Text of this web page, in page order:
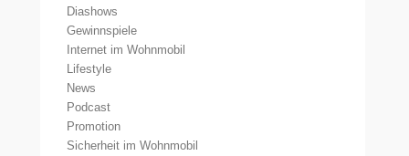
Diashows
Gewinnspiele
Internet im Wohnmobil
Lifestyle
News
Podcast
Promotion
Sicherheit im Wohnmobil